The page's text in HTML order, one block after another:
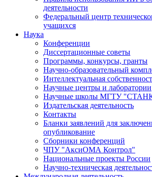
деятельности
Федеральный центр
учащихся
Наука
Конференции
Диссертационные советы
Программы, конкурсы, гранты
Научно-образовательный
Интеллектуальная
Научные центры и лаборатории
Научные школы МГТУ
Издательская деятельность
Контакты
Бланки заявлений для
опубликование
Сборники конференций
ЧПУ "АксиОМА Контрол"
Национальные проекты России
Научно-техническая